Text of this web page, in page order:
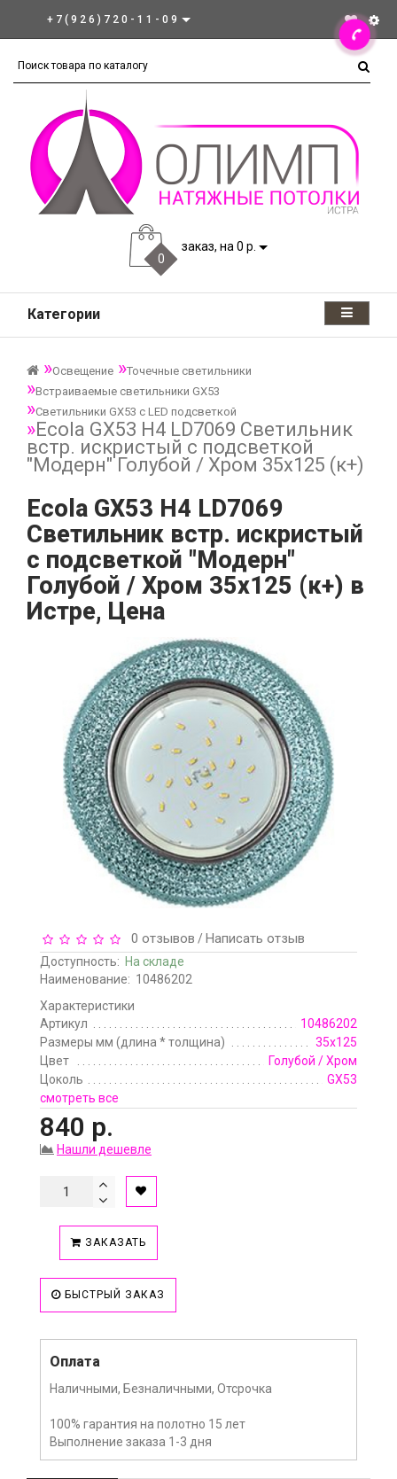
+7(926)720-11-09
0
заказ, на 0 р.
Категории
Освещение
Точечные светильники
Встраиваемые светильники GX53
Светильники GX53 с LED подсветкой
Ecola GX53 H4 LD7069 Светильник
встр. искристый с подсветкой
"Модерн" Голубой / Хром 35x125 (к+)
Ecola GX53 H4 LD7069
Светильник встр. искристый
с подсветкой "Модерн"
Голубой / Хром 35x125 (к+) в
Истре, Цена
0 отзывов /Написать отзыв
Доступность: На складе
Наименование: 10486202
Характеристики
Артикул
10486202
Размеры мм (длина * толщина)
35x125
Цвет
Голубой / Хром
Цоколь
GX53
смотреть все
840 р.
Нашли дешевле
ЗАКАЗАТЬ
БЫСТРЫЙ ЗАКАЗ
Оплата
Наличными, Безналичными, Отсрочка
100% гарантия на полотно 15 лет
Выполнение заказа 1-3 дня